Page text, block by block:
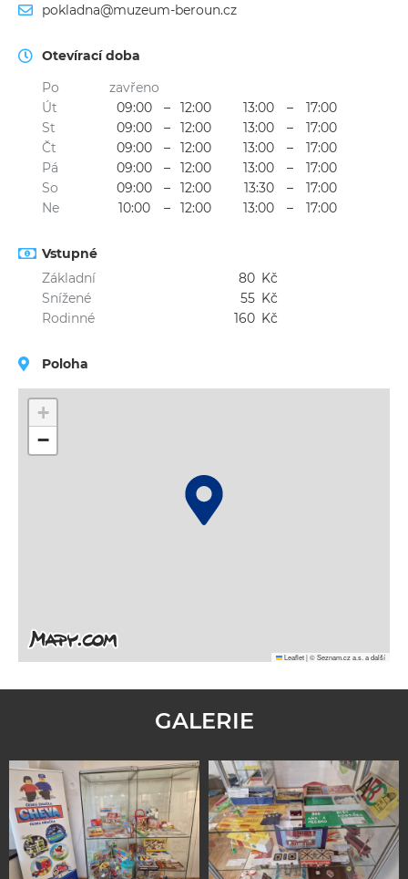
pokladna@muzeum-beroun.cz
Otevírací doba
Po
zavřeno
Út
09:00 – 12:00 13:00 –
17:00
St
09:00 – 12:00 13:00 –
17:00
Čt
09:00 – 12:00 13:00 –
17:00
Pá
09:00 – 12:00 13:00 –
17:00
So
09:00 – 12:00 13:30 –
17:00
Ne
10:00 – 12:00 13:00 – 17:00
Vstupné
Základní
80 Kč
Snížené
55 Kč
Rodinné
160 Kč
Poloha
+
−
Leaflet|© Seznam.cz a.s. a další
GALERIE